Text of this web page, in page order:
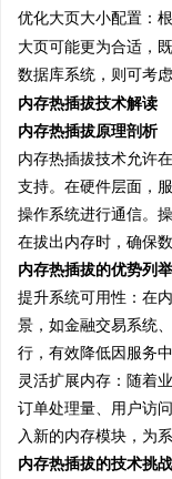
优化大页大小配置：
大页可能更为合适，
数据库系统，则可考
内存热插拔技术解读
内存热插拔原理剖析
内存热插拔技术允许在
支持。在硬件层面，
操作系统进行通信。
在拔出内存时，确保
内存热插拔的优势列举
提升系统可用性：在
景，如金融交易系统
行，有效降低因服务
灵活扩展内存：随着
订单处理量、用户访
入新的内存模块，为
内存热插拔的技术挑